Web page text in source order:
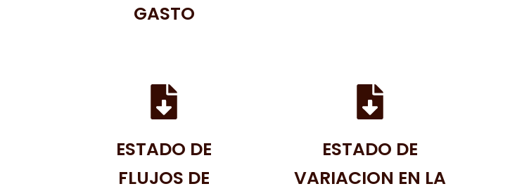
GASTO
ESTADO DE
FLUJOS DE
ESTADO DE
VARIACION EN LA